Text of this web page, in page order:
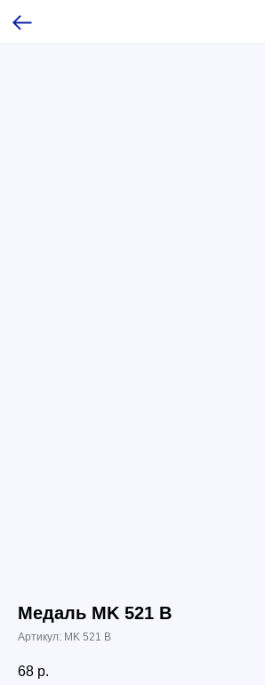
Медаль МK 521 B
Артикул: МK 521 B
68 р.